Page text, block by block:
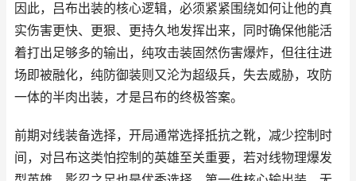
因此，吕布出装的核心逻辑，必须紧紧围绕如何让他的真
实伤害更快、更狠、更持久地发挥出来，同时确保他能活
着打出足够多的输出，纯攻击装固然伤害爆炸，但往往进
场即被融化，纯防御装则又沦为超级兵，失去威胁，攻防
一体的半肉出装，才是吕布的终极答案。
前期对线装备选择，开局通常选择抵抗之靴，减少控制时
间，对吕布这类怕控制的英雄至关重要，若对线物理爆发